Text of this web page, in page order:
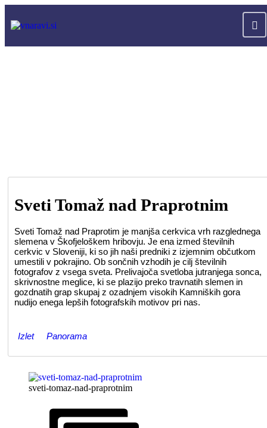
Sveti Tomaž nad Praprotnim
Sveti Tomaž nad Praprotim je manjša cerkvica vrh razglednega
slemena v Škofjeloškem hribovju. Je ena izmed številnih
cerkvic v Sloveniji, ki so jih naši predniki z izjemnim občutkom
umestili v pokrajino. Ob sončnih vzhodih je cilj številnih
fotografov z vsega sveta. Prelivajoča svetloba jutranjega sonca,
skrivnostne meglice, ki se plazijo preko travnatih slemen in
gozdnatih grap skupaj z ozadnjem visokih Kamniških gora
nudijo enega lepših fotografskih motivov pri nas.
Izlet Panorama
sveti-tomaz-nad-praprotnim